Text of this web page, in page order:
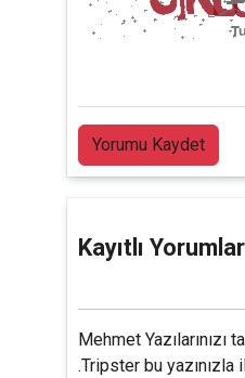
Yorumu Kaydet
Kayıtlı Yorumlar
Mehmet Yazılarınızı
.Tripster bu yazınızla